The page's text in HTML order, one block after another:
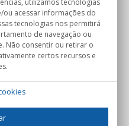
utilizamos tecnologias
acessar informações do
tecnologias nos permitirá
de navegação ou
Não consentir ou retirar o
certos recursos e